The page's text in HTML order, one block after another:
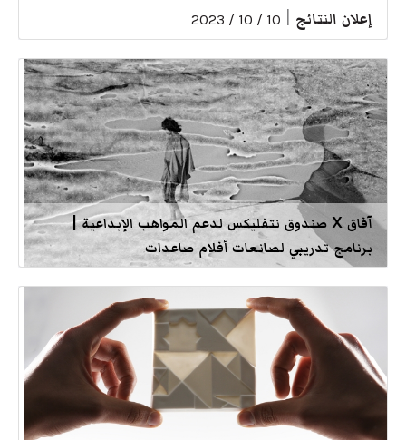
إعلان النتائج 10 / 10 / 2023
آفاق X صندوق نتفليكس لدعم المواهب الإبداعية |
برنامج تدريبي لصانعات أفلام صاعدات